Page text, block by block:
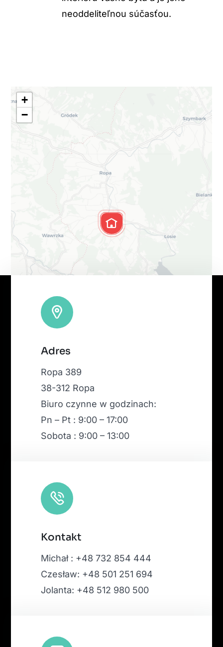
neoddeliteľnou súčasťou.
+
−
|Map tiles by
OpenStreetMap, under ODbL.
Adres
Ropa 389
38-312 Ropa
Biuro czynne w godzinach:
Pn – Pt : 9:00 – 17:00
Sobota : 9:00 – 13:00
Kontakt
Michał : +48 732 854 444
Czesław: +48 501 251 694
Jolanta: +48 512 980 500